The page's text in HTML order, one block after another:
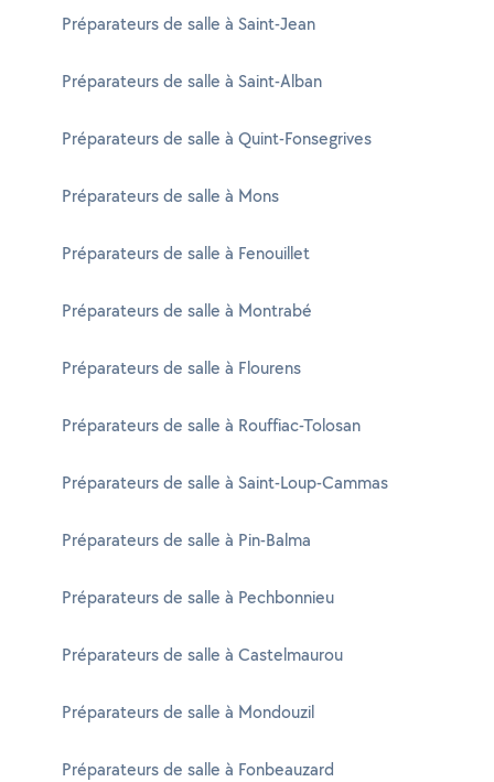
Préparateurs de salle à Saint-Jean
Préparateurs de salle à Saint-Alban
Préparateurs de salle à Quint-Fonsegrives
Préparateurs de salle à Mons
Préparateurs de salle à Fenouillet
Préparateurs de salle à Montrabé
Préparateurs de salle à Flourens
Préparateurs de salle à Rouffiac-Tolosan
Préparateurs de salle à Saint-Loup-Cammas
Préparateurs de salle à Pin-Balma
Préparateurs de salle à Pechbonnieu
Préparateurs de salle à Castelmaurou
Préparateurs de salle à Mondouzil
Préparateurs de salle à Fonbeauzard